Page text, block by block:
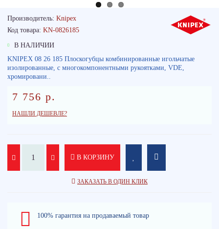
Производитель: Knipex
Код товара: KN-0826185
В НАЛИЧИИ
KNIPEX 08 26 185 Плоскогубцы комбинированные игольчатые
изолированные, с многокомпонентными рукоятками, VDE,
хромировани..
7 756 р.
НАШЛИ ДЕШЕВЛЕ?
В КОРЗИНУ
ЗАКАЗАТЬ В ОДИН КЛИК
100% гарантия на продаваемый товар